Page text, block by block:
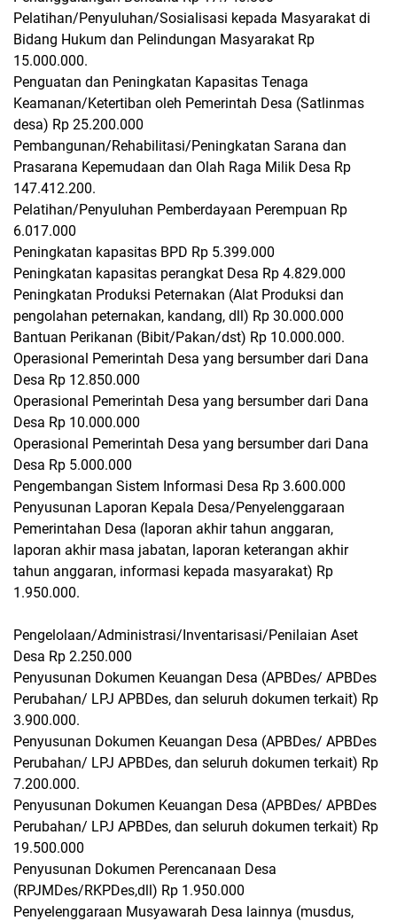
Pelatihan/Penyuluhan/Sosialisasi kepada Masyarakat di
Bidang Hukum dan Pelindungan Masyarakat Rp
15.000.000.
Penguatan dan Peningkatan Kapasitas Tenaga
Keamanan/Ketertiban oleh Pemerintah Desa (Satlinmas
desa) Rp 25.200.000
Pembangunan/Rehabilitasi/Peningkatan Sarana dan
Prasarana Kepemudaan dan Olah Raga Milik Desa Rp
147.412.200.
Pelatihan/Penyuluhan Pemberdayaan Perempuan Rp
6.017.000
Peningkatan kapasitas BPD Rp 5.399.000
Peningkatan kapasitas perangkat Desa Rp 4.829.000
Peningkatan Produksi Peternakan (Alat Produksi dan
pengolahan peternakan, kandang, dll) Rp 30.000.000
Bantuan Perikanan (Bibit/Pakan/dst) Rp 10.000.000.
Operasional Pemerintah Desa yang bersumber dari Dana
Desa Rp 12.850.000
Operasional Pemerintah Desa yang bersumber dari Dana
Desa Rp 10.000.000
Operasional Pemerintah Desa yang bersumber dari Dana
Desa Rp 5.000.000
Pengembangan Sistem Informasi Desa Rp 3.600.000
Penyusunan Laporan Kepala Desa/Penyelenggaraan
Pemerintahan Desa (laporan akhir tahun anggaran,
laporan akhir masa jabatan, laporan keterangan akhir
tahun anggaran, informasi kepada masyarakat) Rp
1.950.000.
Pengelolaan/Administrasi/Inventarisasi/Penilaian Aset
Desa Rp 2.250.000
Penyusunan Dokumen Keuangan Desa (APBDes/ APBDes
Perubahan/ LPJ APBDes, dan seluruh dokumen terkait) Rp
3.900.000.
Penyusunan Dokumen Keuangan Desa (APBDes/ APBDes
Perubahan/ LPJ APBDes, dan seluruh dokumen terkait) Rp
7.200.000.
Penyusunan Dokumen Keuangan Desa (APBDes/ APBDes
Perubahan/ LPJ APBDes, dan seluruh dokumen terkait) Rp
19.500.000
Penyusunan Dokumen Perencanaan Desa
(RPJMDes/RKPDes,dll) Rp 1.950.000
Penyelenggaraan Musyawarah Desa lainnya (musdus,